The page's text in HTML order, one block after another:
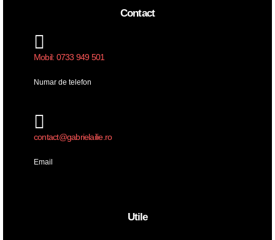
Contact
Mobil: 0733 949 501
Numar de telefon
contact@gabrielailie.ro
Email
Utile